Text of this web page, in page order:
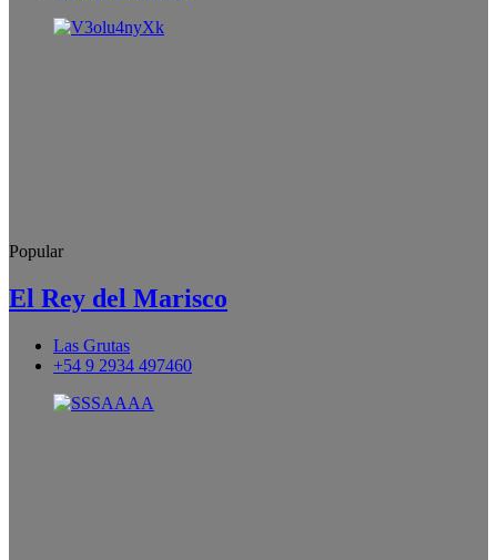
Popular
El Rey del Marisco
Las Grutas
+54 9 2934 497460